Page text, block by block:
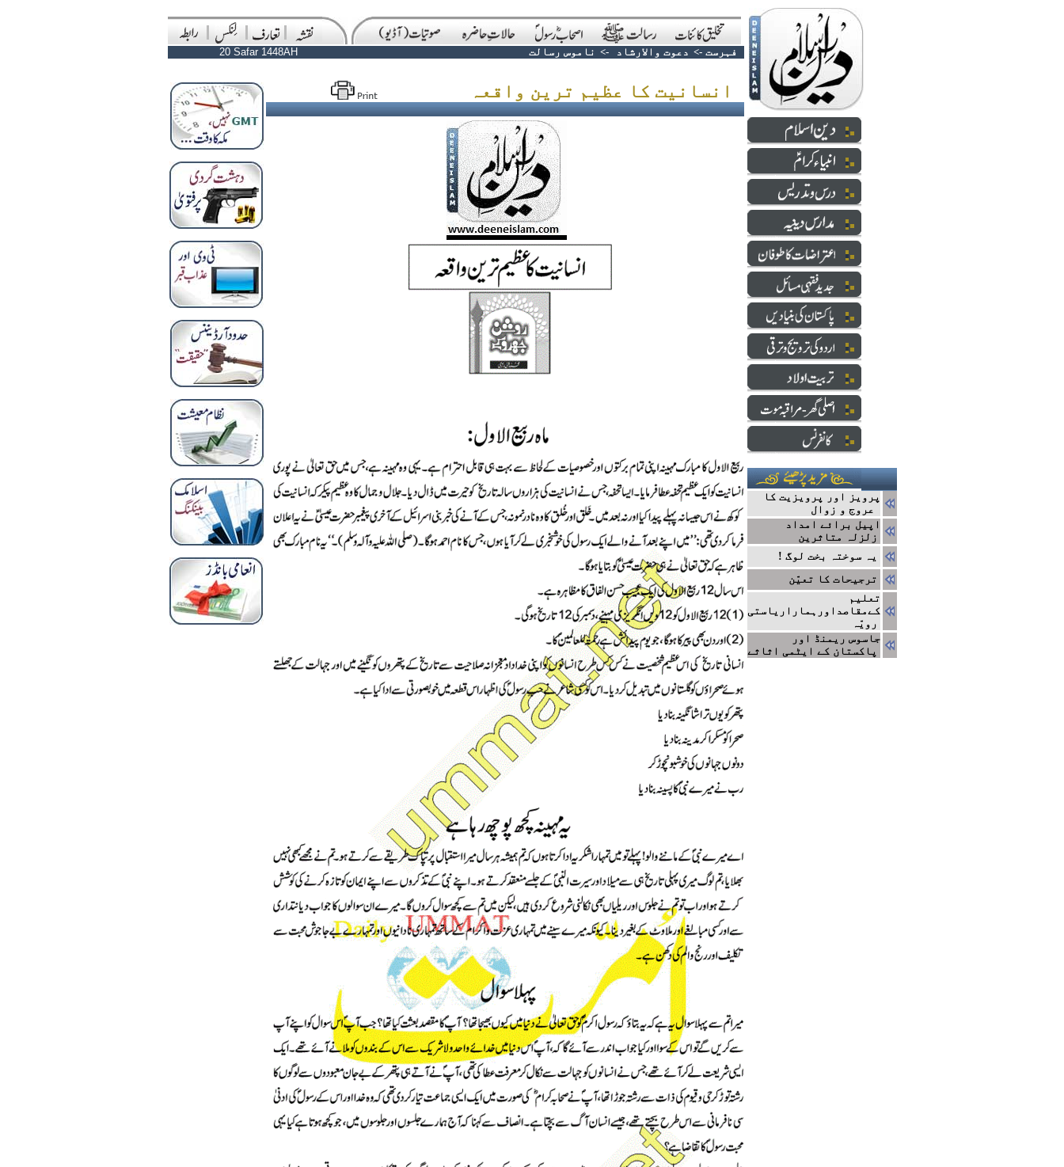
20 Safar 1448AH فہرست -> دعوت والارشاد -> ناموس رسالت
پرویز اور پرویزیت کا
اپیل برائے امداد
زلزلہ متاثرین
! یہ سوختہ بخت لوگ
ترجیحات کا تعیّن
تعلیم
کےمقاصداورہماراریاستی
رویّہ
جاسوس ریمنڈ اور
پاکستان کے ایٹمی اثاثے